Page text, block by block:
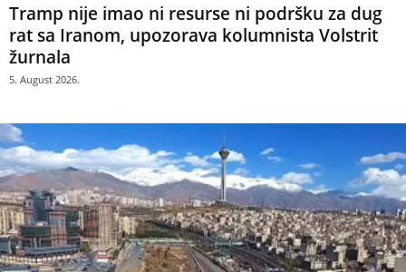
Tramp nije imao ni resurse ni podršku za dug
rat sa Iranom, upozorava kolumnista Volstrit
žurnala
5. August 2026.